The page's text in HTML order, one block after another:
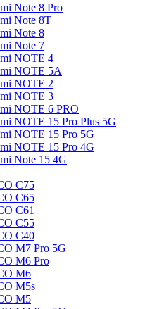
Note 8 Pro
Note 8T
Note 8
Note 7
NOTE 4
NOTE 5A
NOTE 2
NOTE 3
NOTE 6 PRO
NOTE 15 Pro Plus 5G
NOTE 15 Pro 5G
NOTE 15 Pro 4G
Note 15 4G
C75
C65
C61
C55
C40
M7 Pro 5G
M6 Pro
M6
M5s
M5